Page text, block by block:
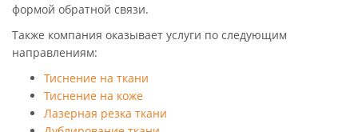
формой обратной связи.
Также компания оказывает услуги по следующим
направлениям:
Тиснение на ткани
Тиснение на коже
Лазерная резка ткани